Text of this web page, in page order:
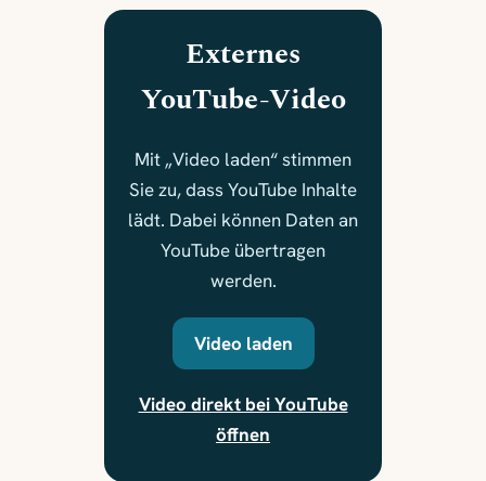
Externes
YouTube-Video
Mit „Video laden“ stimmen
Sie zu, dass YouTube Inhalte
lädt. Dabei können Daten an
YouTube übertragen
werden.
Video laden
Video direkt bei YouTube
öffnen